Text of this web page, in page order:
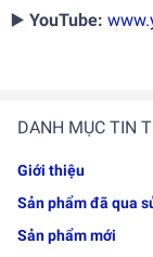
DANH MỤC TIN
Giới thiệu
Sản phẩm đã qua
Sản phẩm mới
▶️ YouTube: